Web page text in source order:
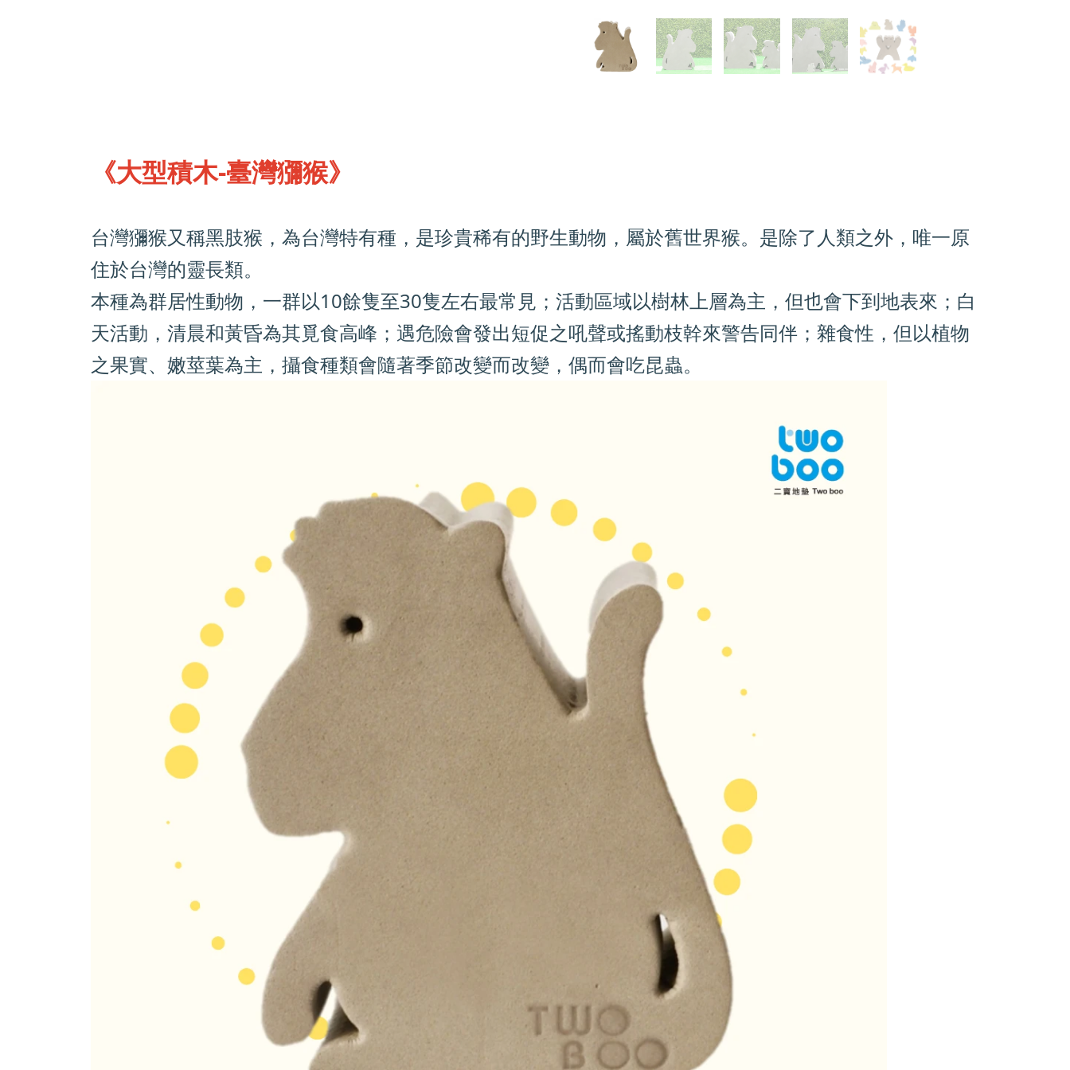
《大型積木-臺灣獼猴》
台灣獼猴又稱黑肢猴，為台灣特有種，是珍貴稀有的野生動物，屬於舊世界猴。是除了人類之外，唯一原
住於台灣的靈長類。
本種為群居性動物，一群以10餘隻至30隻左右最常見；活動區域以樹林上層為主，但也會下到地表來；白
天活動，清晨和黃昏為其覓食高峰；遇危險會發出短促之吼聲或搖動枝幹來警告同伴；雜食性，但以植物
之果實、嫩莖葉為主，攝食種類會隨著季節改變而改變，偶而會吃昆蟲。